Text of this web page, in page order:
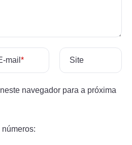
mail * Site
navegador para a próxima